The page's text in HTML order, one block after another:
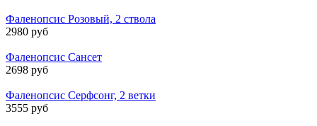
Фаленопсис Розовый, 2 ствола
2980 руб
Фаленопсис Сансет
2698 руб
Фаленопсис Серфсонг, 2 ветки
3555 руб